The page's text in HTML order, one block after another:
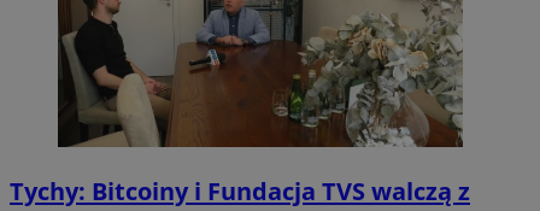
Tychy: Bitcoiny i Fundacja TVS walczą z